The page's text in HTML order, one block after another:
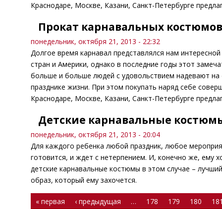
Краснодаре, Москве, Казани, Санкт-Петербурге
Прокат карнавальных
понедельник, октября 21, 2013 - 22:32
Долгое время карнавал представлялся нам
стран и Америки, однако в последние годы этот
больше и больше людей с удовольствием надевают
празднике жизни. При этом покупать наряд себе
Краснодаре, Москве, Казани, Санкт-Петербурге
Детские карнавальные
понедельник, октября 21, 2013 - 20:04
Для каждого ребенка любой праздник, любое
готовится, и ждет с нетерпением. И, конечно же, ему
детские карнавальные костюмы в этом случае –
образ, который ему захочется.
Страницы
« первая ‹ предыдущая … 178 179 180